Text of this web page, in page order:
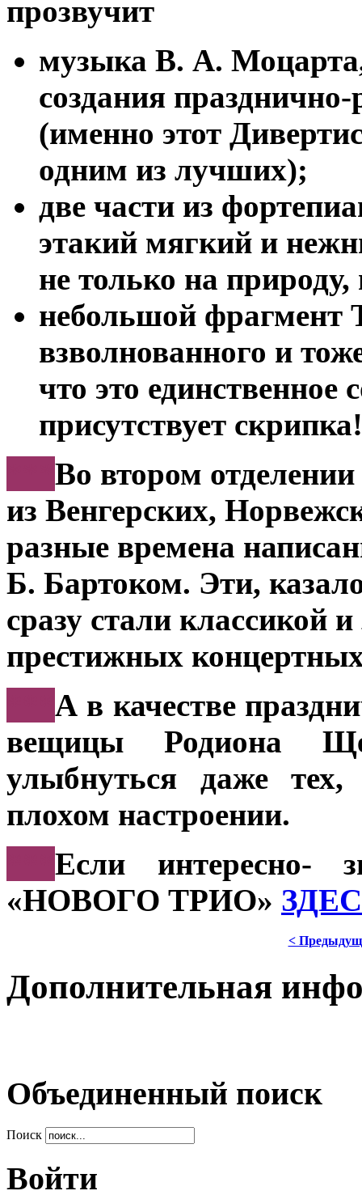
прозвучит
музыка В. А.
создания
(именно этот
одним из лучших);
две части из
этакий мягкий и
не только на
небольшой
взволнованного и
что это
присутствует
Во втором
из Венгерских,
разные времена
Б. Бартоком. Эти,
сразу стали классикой
престижных
А в качестве
вещицы Родиона
улыбнуться даже
плохом настроении.
Если интересно-
«НОВОГО ТРИО»
<
Дополнительная
Объединенный поиск
Поиск
Войти